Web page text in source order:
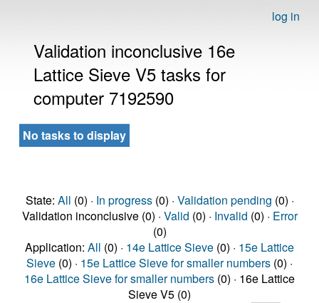
log in
Validation inconclusive 16e
Lattice Sieve V5 tasks for
computer 7192590
No tasks to display
State: All (0) · In progress(0) · Validation pending (0) ·
Validation inconclusive (0) · Valid (0) · Invalid (0) · Error
(0)
Application: All (0) · 14e Lattice Sieve (0) · 15e Lattice
Sieve (0) · 15e Lattice Sieve for smaller numbers (0) ·
16e Lattice Sieve for smaller numbers (0) · 16e Lattice
Sieve V5 (0)